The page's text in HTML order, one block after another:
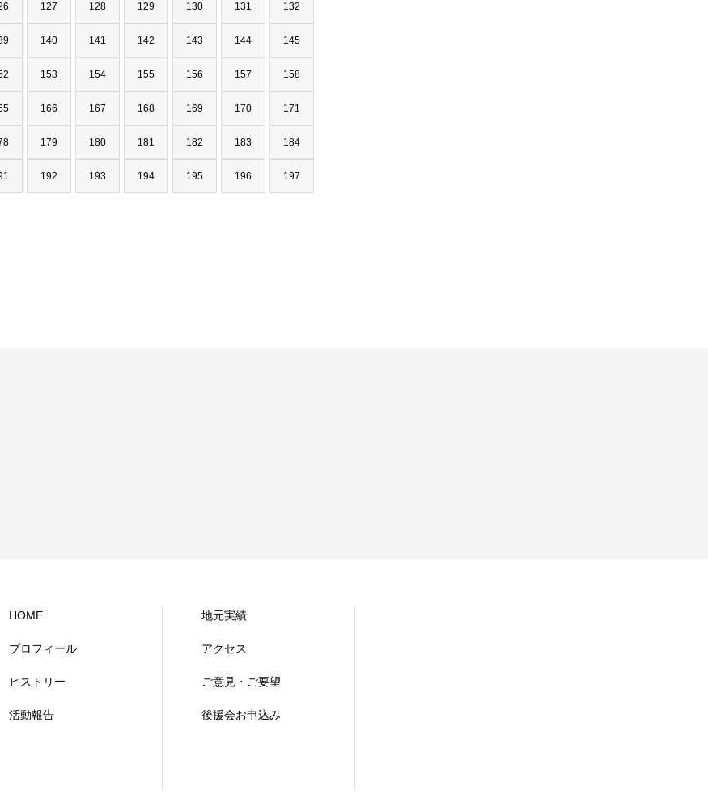
127 128 129 130 131 132
140 141 142 143 144 145
153 154 155 156 157 158
166 167 168 169 170 171
179 180 181 182 183 184
192 193 194 195 196 197
HOME
プロフィール
ヒストリー
活動報告
地元実績
アクセス
ご意見・ご要望
後援会お申込み